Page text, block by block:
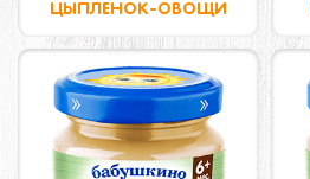
ЦЫПЛЕНОК-ОВОЩИ